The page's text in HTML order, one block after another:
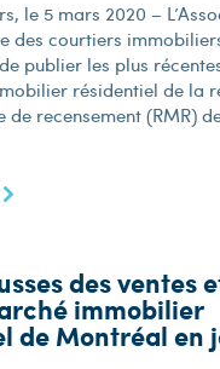
le 5 mars 2020 –
des courtiers
publier les plus
résidentiel de la
recensement (RMR)
des ventes
immobilier
de Montréal en